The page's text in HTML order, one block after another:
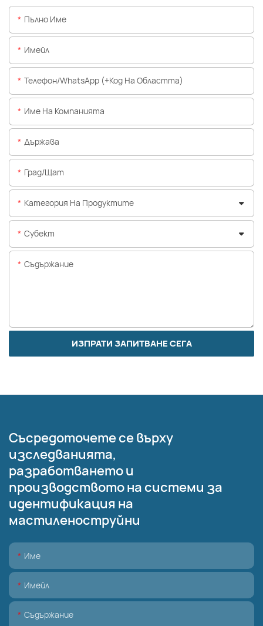
Пълно Име
Имейл
Телефон/WhatsApp (+Код На Областта)
Име На Компанията
Държава
Град/щат
Категория На Продуктите
Субект
Съдържание
ИЗПРАТИ ЗАПИТВАНЕ СЕГА
Съсредоточете се върху
изследванията,
разработването и
производството на системи за
идентификация на
мастиленоструйни
Име
Имейл
Съдържание